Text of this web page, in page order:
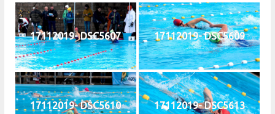
17112019- DSC5607 17112019- DSC5609
17112019- DSC5610 17112019- DSC5613